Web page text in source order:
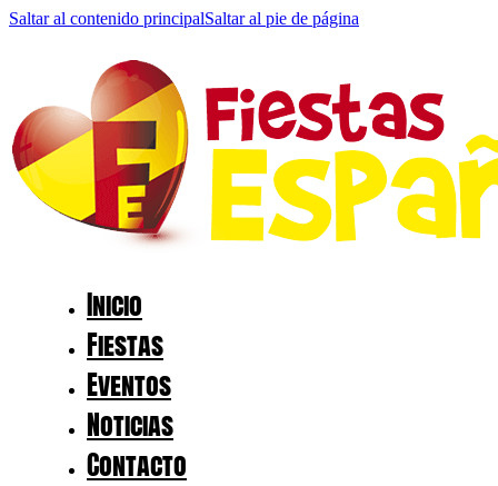
Saltar al contenido principalSaltar al pie de página
Inicio
Fiestas
Eventos
Noticias
Contacto